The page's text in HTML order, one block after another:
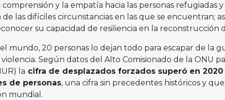
y la empatía hacia las personas refugiadas y
las difíciles circunstancias en las que se encuentran;
su capacidad de resiliencia en la reconstrucción
mundo, 20 personas lo dejan todo para escapar de la
Según datos del Alto Comisionado de la ONU
la cifra de desplazados forzados superó en
de personas, una cifra sin precedentes históricos y
mundial.